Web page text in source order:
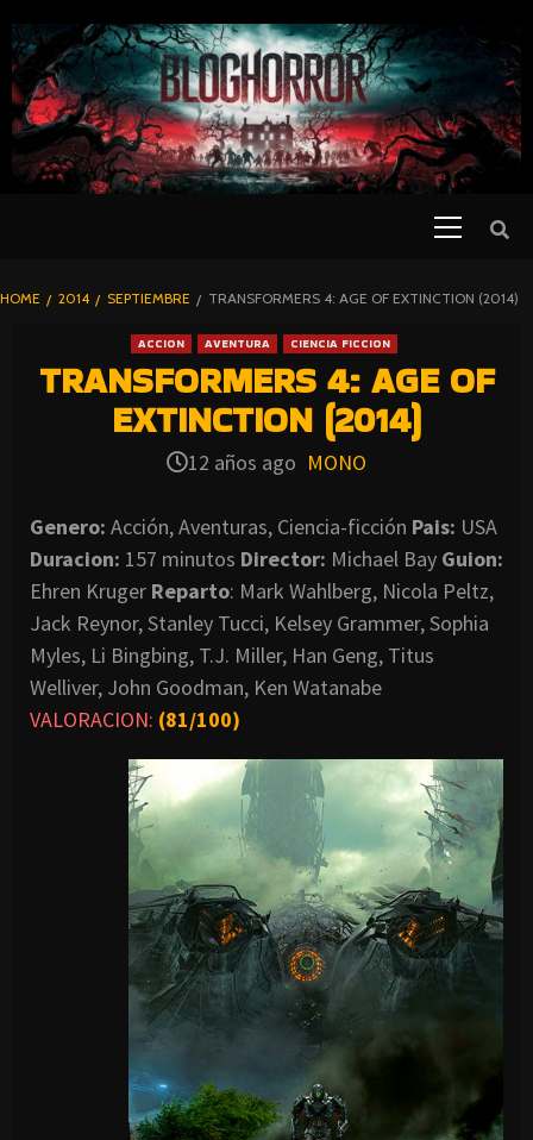
TO
CONTENT
BLOGHORROR
HOME 2014 SEPTIEMBRE TRANSFORMERS 4: AGE OF EXTINCTION (2014)
ACCION AVENTURA CIENCIA FICCION
TRANSFORMERS 4: AGE OF
EXTINCTION (2014)
12 años ago MONO
Genero: Acción, Aventuras, Ciencia-ficción Pais: USA
Duracion: 157 minutos Director: Michael Bay Guion:
Ehren Kruger Reparto: Mark Wahlberg, Nicola Peltz,
Jack Reynor, Stanley Tucci, Kelsey Grammer, Sophia
Myles, Li Bingbing, T.J. Miller, Han Geng, Titus
Welliver, John Goodman, Ken Watanabe
VALORACION: (81/100)